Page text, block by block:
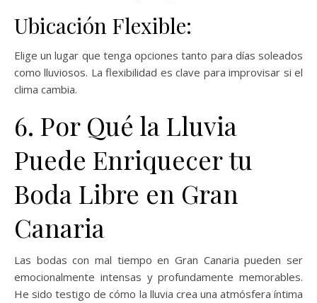
Ubicación Flexible:
Elige un lugar que tenga opciones tanto para días soleados
como lluviosos. La flexibilidad es clave para improvisar si el
clima cambia.
6. Por Qué la Lluvia
Puede Enriquecer tu
Boda Libre en Gran
Canaria
Las bodas con mal tiempo en Gran Canaria pueden ser
emocionalmente intensas y profundamente memorables.
He sido testigo de cómo la lluvia crea una atmósfera íntima